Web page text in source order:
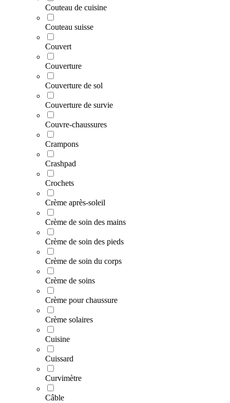
Couteau de cuisine
Couteau suisse
Couvert
Couverture
Couverture de sol
Couverture de survie
Couvre-chaussures
Crampons
Crashpad
Crochets
Crème après-soleil
Crème de soin des mains
Crème de soin des pieds
Crème de soin du corps
Crème de soins
Crème pour chaussure
Crème solaires
Cuisine
Cuissard
Curvimètre
Câble